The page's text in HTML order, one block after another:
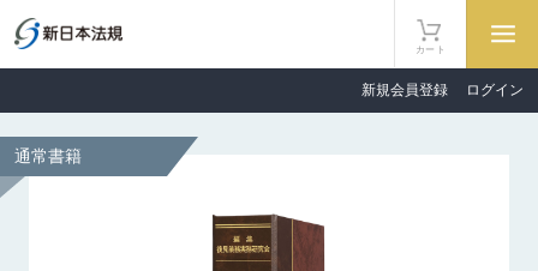
新規会員登録 ログイン
カート
通常書籍